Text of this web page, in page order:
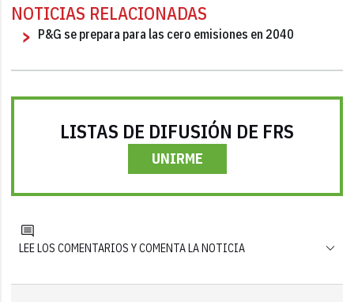
NOTICIAS RELACIONADAS
P&G se prepara para las cero emisiones en 2040
LISTAS DE DIFUSIÓN DE FRS
UNIRME
LEE LOS COMENTARIOS Y COMENTA LA NOTICIA